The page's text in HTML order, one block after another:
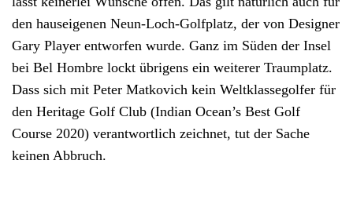
den hauseigenen Neun-Loch-Golfplatz, der von Designer
Gary Player entworfen wurde. Ganz im Süden der Insel
bei Bel Hombre lockt übrigens ein weiterer Traumplatz.
Dass sich mit Peter Matkovich kein Weltklassegolfer für
den Heritage Golf Club (Indian Ocean’s Best Golf
Course 2020) verantwortlich zeichnet, tut der Sache
keinen Abbruch.